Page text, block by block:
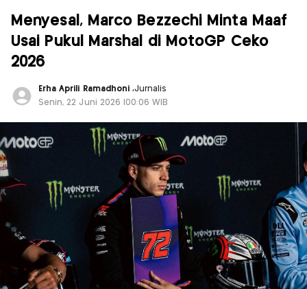
Menyesal, Marco Bezzechi Minta Maaf
Usai Pukul Marshal di MotoGP Ceko
2026
Erha Aprili Ramadhoni,Jurnalis
Senin, 22 Juni 2026 |00:06 WIB